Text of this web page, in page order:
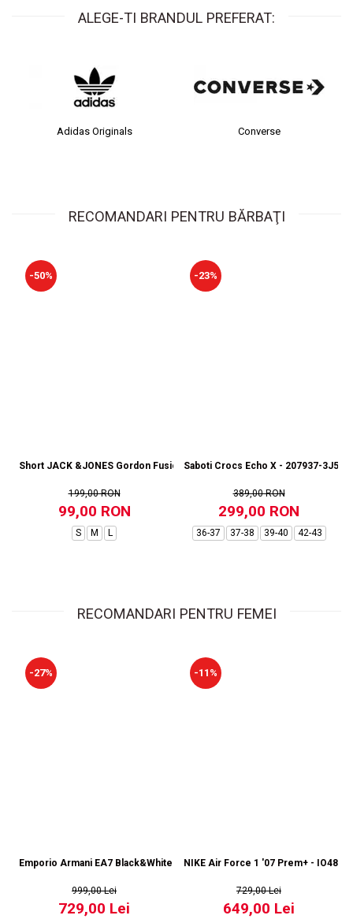
ALEGE-TI BRANDUL PREFERAT:
Adidas Originals Converse
RECOMANDARI PENTRU BĂRBAŢI
-50%
Short JACK &JONES Gordon Fusion SN RP - 12273304-Black RP
199,00 RON
99,00 RON
S M L
-23%
Saboti Crocs Echo X - 207937-3J5
389,00 RON
299,00 RON
36-37 37-38 39-40 42-43
RECOMANDARI PENTRU FEMEI
-27%
Emporio Armani EA7 Black&White Vintage NY - AF18609-7X000541-
999,00 Lei
729,00 Lei
-11%
NIKE Air Force 1 '07 Prem+ -
729,00 Lei
649,00 Lei